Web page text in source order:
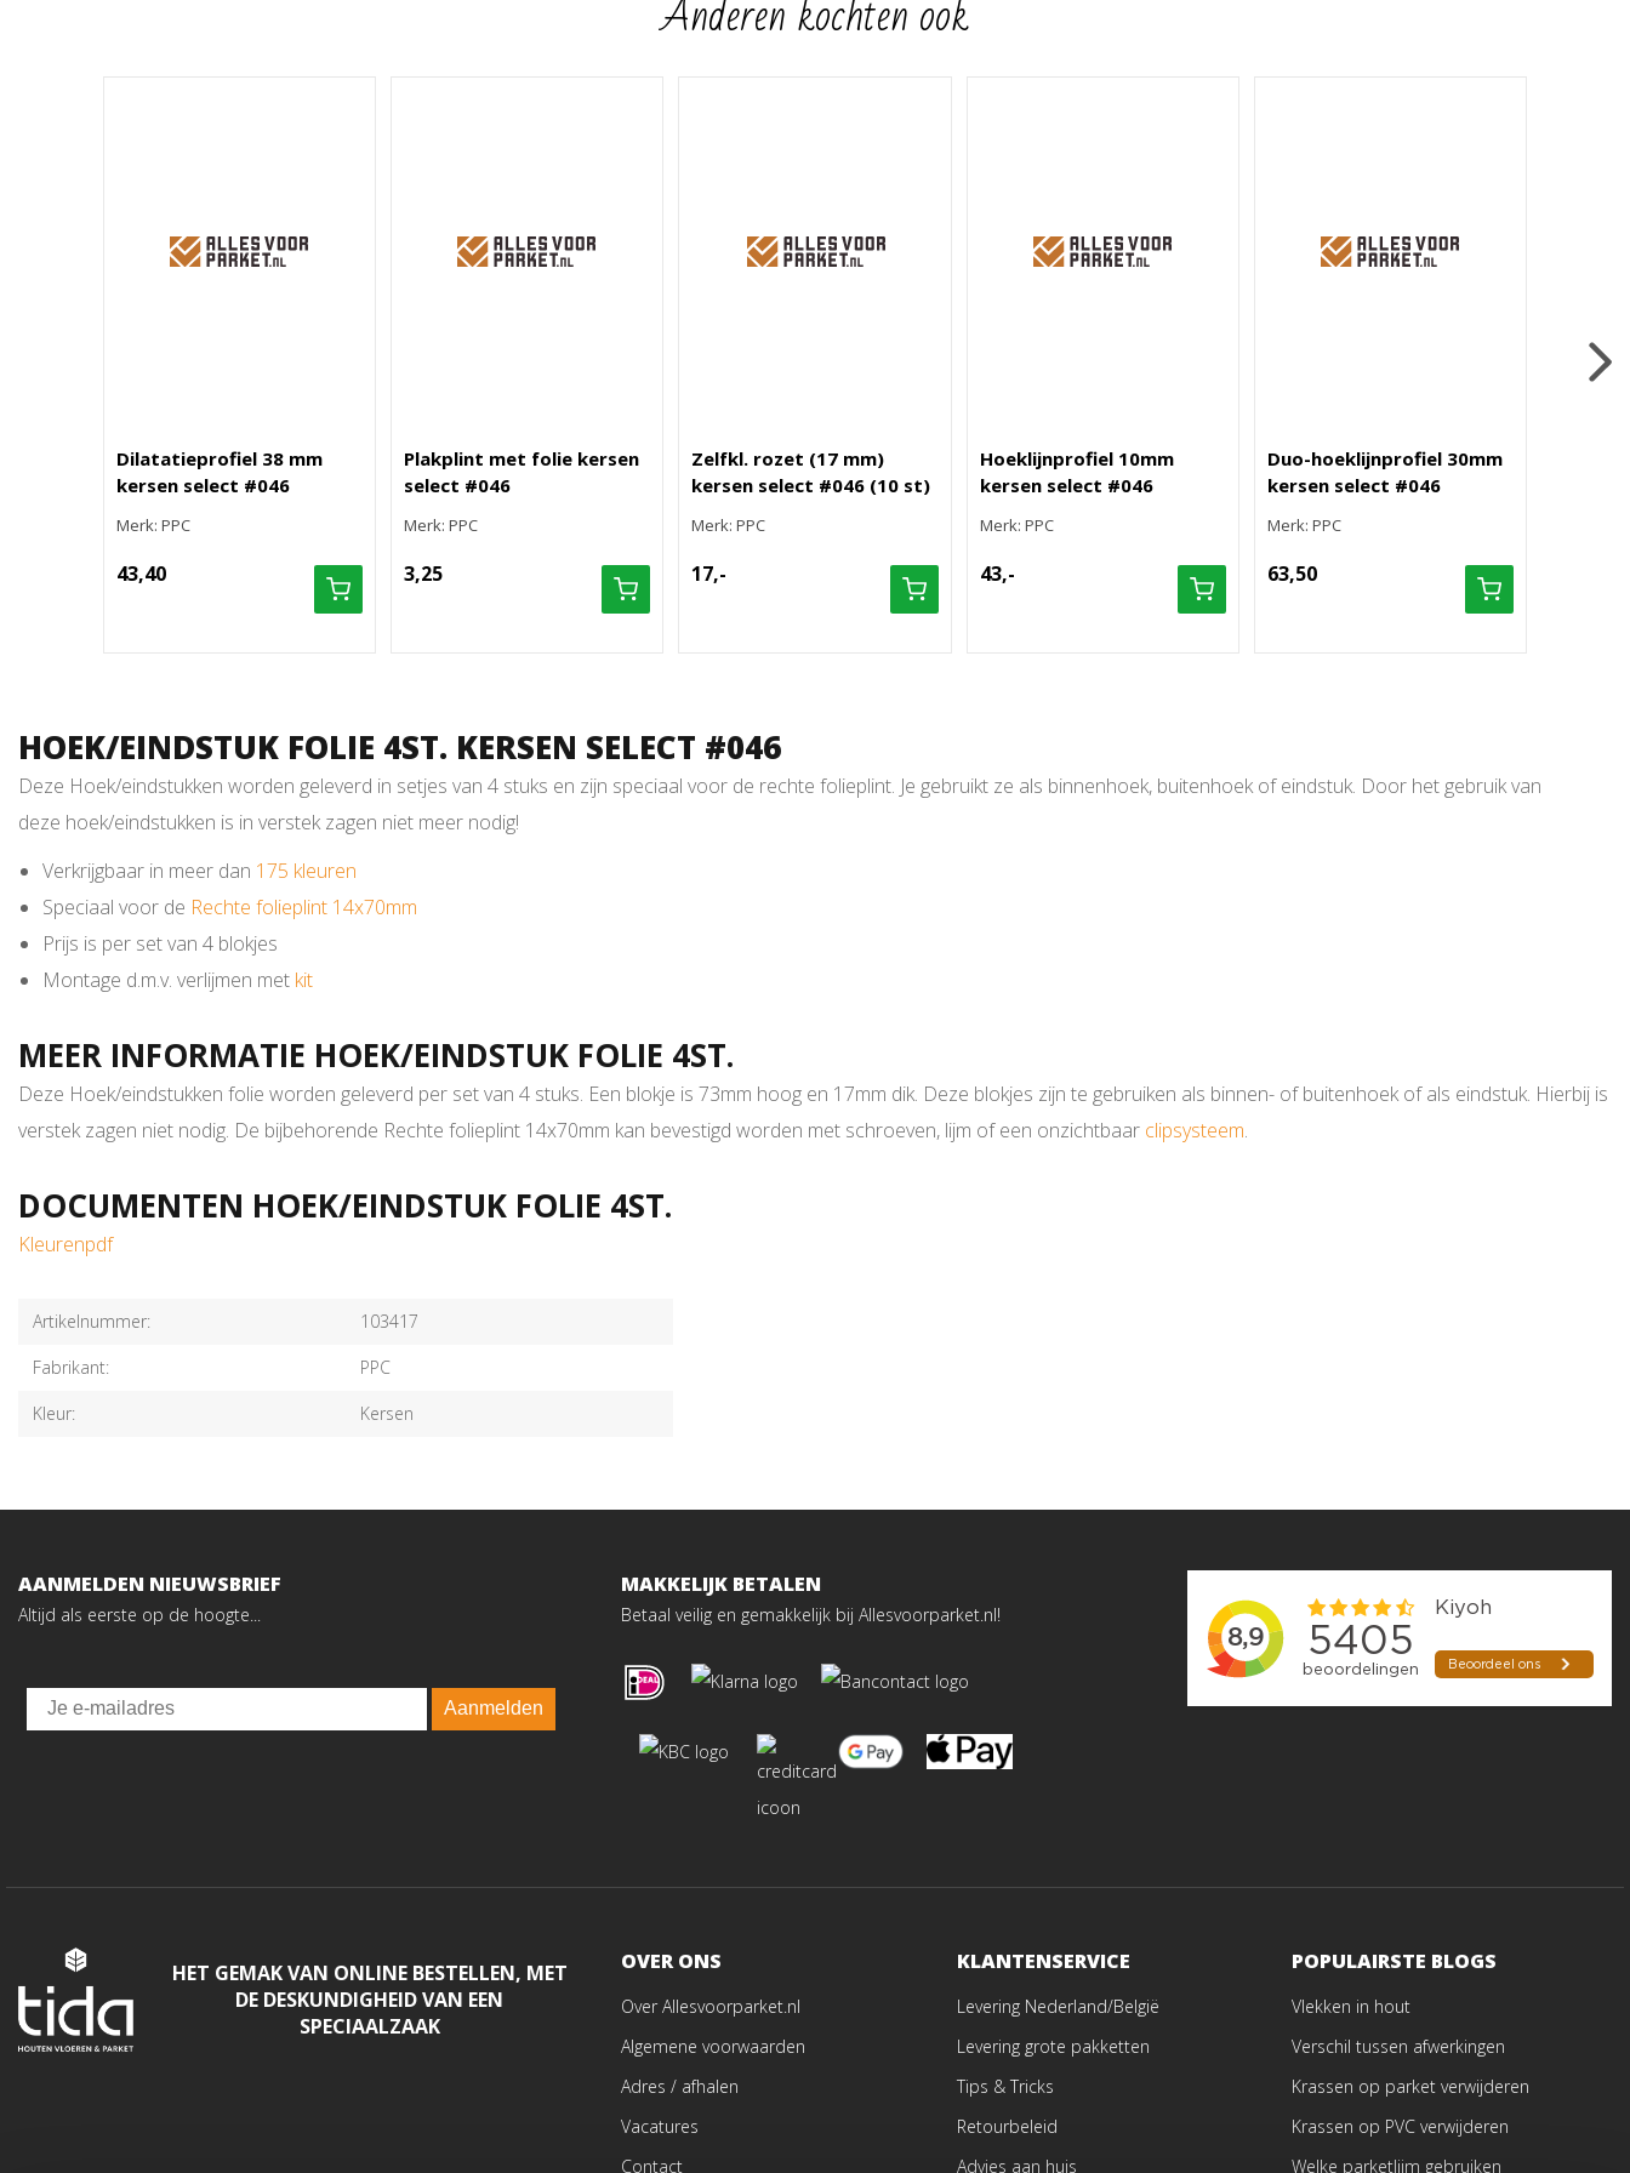
Anderen kochten ook
Dilatatieprofiel 38 mm
kersen select #046
Merk: PPC
43,40
Plakplint met folie kersen
select #046
Merk: PPC
3,25
Zelfkl. rozet (17 mm)
kersen select #046 (10 st)
Merk: PPC
17,-
Hoeklijnprofiel 10mm
kersen select #046
Merk: PPC
43,-
Duo-hoeklijnprofiel 30mm
kersen select #046
Merk: PPC
63,50
HOEK/EINDSTUK FOLIE 4ST. KERSEN SELECT #046
Deze Hoek/eindstukken worden geleverd in setjes van 4 stuks en zijn speciaal voor de rechte folieplint. Je gebruikt ze als binnenhoek, buitenhoek of eindstuk. Door het gebruik van
deze hoek/eindstukken is in verstek zagen niet meer nodig!
Verkrijgbaar in meer dan 175 kleuren
Speciaal voor de Rechte folieplint 14x70mm
Prijs is per set van 4 blokjes
Montage d.m.v. verlijmen met kit
MEER INFORMATIE HOEK/EINDSTUK FOLIE 4ST.
Deze Hoek/eindstukken folie worden geleverd per set van 4 stuks. Een blokje is 73mm hoog en 17mm dik. Deze blokjes zijn te gebruiken als binnen- of buitenhoek of als eindstuk. Hierbij is
verstek zagen niet nodig. De bijbehorende Rechte folieplint 14x70mm kan bevestigd worden met schroeven, lijm of een onzichtbaar clipsysteem.
DOCUMENTEN HOEK/EINDSTUK FOLIE 4ST.
Kleurenpdf
Artikelnummer:
103417
Fabrikant:
PPC
Kleur:
Kersen
AANMELDEN NIEUWSBRIEF
Altijd als eerste op de hoogte...
Email
Aanmelden
MAKKELIJK BETALEN
Betaal veilig en gemakkelijk bij Allesvoorparket.nl!
HET GEMAK VAN ONLINE BESTELLEN, MET
DE DESKUNDIGHEID VAN EEN
SPECIAALZAAK
OVER ONS
Over Allesvoorparket.nl
Algemene voorwaarden
Adres / afhalen
Vacatures
Contact
KLANTENSERVICE
Levering Nederland/België
Levering grote pakketten
Tips & Tricks
Retourbeleid
Advies aan huis
POPULAIRSTE BLOGS
Vlekken in hout
Verschil tussen afwerkingen
Krassen op parket verwijderen
Krassen op PVC verwijderen
Welke parketlijm gebruiken